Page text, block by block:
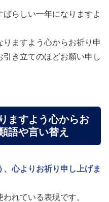
ばらしい一年になりますよ
りますよう心からお祈り申
引き立てのほどお願い申し
ますよう心からお
語や言い替え
、心よりお祈り申し上げま
れている表現です。